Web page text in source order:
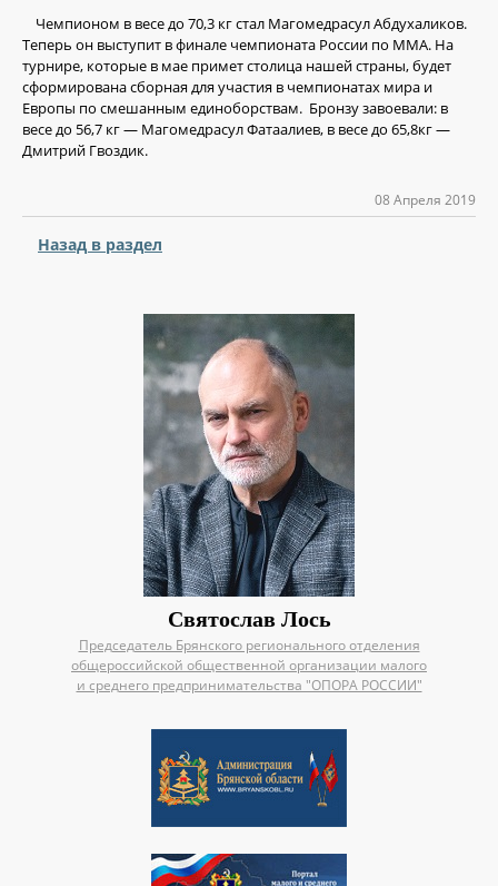
Святослав Лось
Председатель Брянского регионального отделения
общероссийской общественной организации малого
и среднего предпринимательства "ОПОРА РОССИИ"
Чемпионом в весе до 70,3 кг стал Магомедрасул Абдухаликов.
Теперь он выступит в финале чемпионата России по ММА. На
турнире, которые в мае примет столица нашей страны, будет
сформирована сборная для участия в чемпионатах мира и
Европы по смешанным единоборствам. Бронзу завоевали: в
весе до 56,7 кг — Магомедрасул Фатаалиев, в весе до 65,8кг —
Дмитрий Гвоздик.
08 Апреля 2019
Назад в раздел